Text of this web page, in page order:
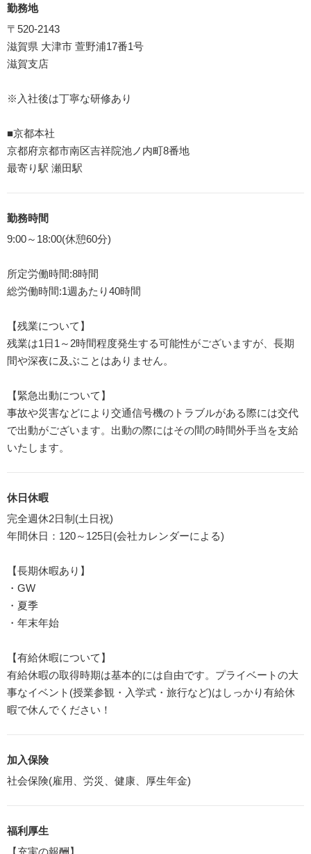
勤務地
〒520-2143
滋賀県 大津市 萱野浦17番1号
滋賀支店
※入社後は丁寧な研修あり
■京都本社
京都府京都市南区吉祥院池ノ内町8番地
最寄り駅 瀬田駅
勤務時間
9:00～18:00(休憩60分)
所定労働時間:8時間
総労働時間:1週あたり40時間
【残業について】
残業は1日1～2時間程度発生する可能性がございますが、長期
間や深夜に及ぶことはありません。
【緊急出動について】
事故や災害などにより交通信号機のトラブルがある際には交代
で出動がございます。出動の際にはその間の時間外手当を支給
いたします。
休日休暇
完全週休2日制(土日祝)
年間休日：120～125日(会社カレンダーによる)
【長期休暇あり】
・GW
・夏季
・年末年始
【有給休暇について】
有給休暇の取得時期は基本的には自由です。プライベートの大
事なイベント(授業参観・入学式・旅行など)はしっかり有給休
暇で休んでください！
加入保険
社会保険(雇用、労災、健康、厚生年金)
福利厚生
【充実の報酬】